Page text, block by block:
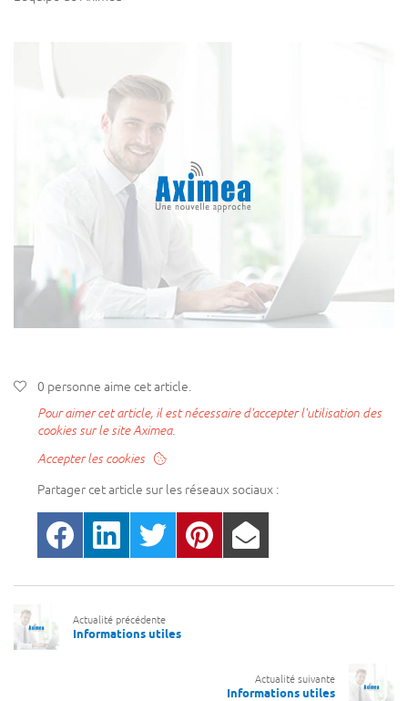
 0 personne aime cet article.
Pour aimer cet article, il est nécessaire d'accepter l'utilisation des
cookies sur le site Aximea.
Accepter les cookies
Partager cet article sur les réseaux sociaux :
Actualité précédente
Informations utiles
Actualité suivante
Informations utiles